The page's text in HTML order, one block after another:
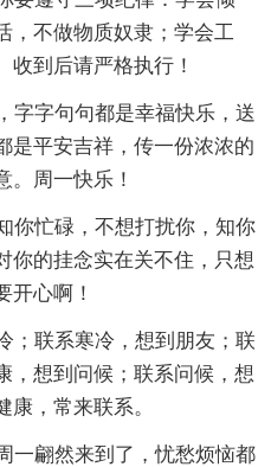
，不做物质奴隶；学会工
收到后请严格执行！
字字句句都是幸福快乐，送
是平安吉祥，传一份浓浓的
。周一快乐！
你忙碌，不想打扰你，知你
你的挂念实在关不住，只想
开心啊！
；联系寒冷，想到朋友；联
，想到问候；联系问候，想
，常来联系。
一翩然来到了，忧愁烦恼都